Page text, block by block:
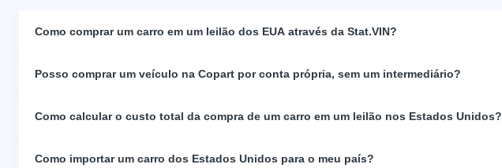
Como comprar um carro em um leilão dos EUA através da Stat.VIN?
Posso comprar um veículo na Copart por conta própria, sem um intermediário?
Como calcular o custo total da compra de um carro em um leilão nos Estados Unidos?
Como importar um carro dos Estados Unidos para o meu país?